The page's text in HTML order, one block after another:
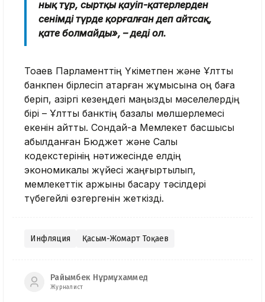
нық тұр, сыртқы қауіп-қатерлерден
сенімді түрде қорғалған деп айтсақ,
қате болмайды», – деді ол.
Тоқаев Парламенттің Үкіметпен және Ұлттық
банкпен бірлесіп атқарған жұмысына оң баға
беріп, қазіргі кезеңдегі маңызды мәселелердің
бірі – Ұлттық банктің базалық мөлшерлемесі
екенін айтты. Сондай-ақ Мемлекет басшысы
қабылданған Бюджет және Салық
кодекстерінің нәтижесінде елдің
экономикалық жүйесі жаңғыртылып,
мемлекеттік қаржыны басқару тәсілдері
түбегейлі өзгергенін жеткізді.
Инфляция Қасым-Жомарт Тоқаев
Райымбек Нұрмұхаммед
Журналист